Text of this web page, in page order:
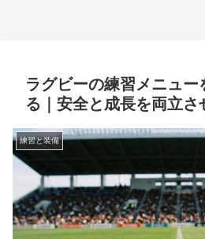
ラグビーの練習メニュ
る｜安全と成長を両立さ
練習と装備